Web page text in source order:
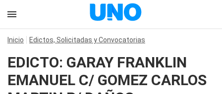
Inicio Edictos, Solicitadas y Convocatorias
EDICTO: GARAY FRANKLIN
EMANUEL C/ GOMEZ CARLOS